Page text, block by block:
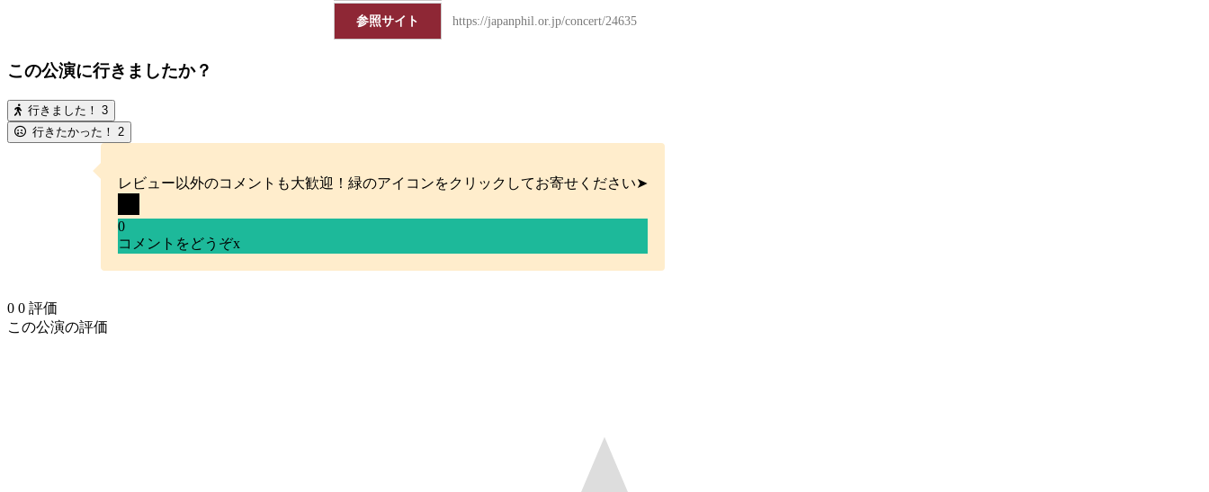
参照サイト https://japanphil.or.jp/concert/24635
この公演に行きましたか？
行きました！ 3
行きたかった！ 2
レビュー以外のコメントも大歓迎！緑のアイコンをクリックしてお寄せください➤
0
コメントをどうぞx
0 0 評価
この公演の評価